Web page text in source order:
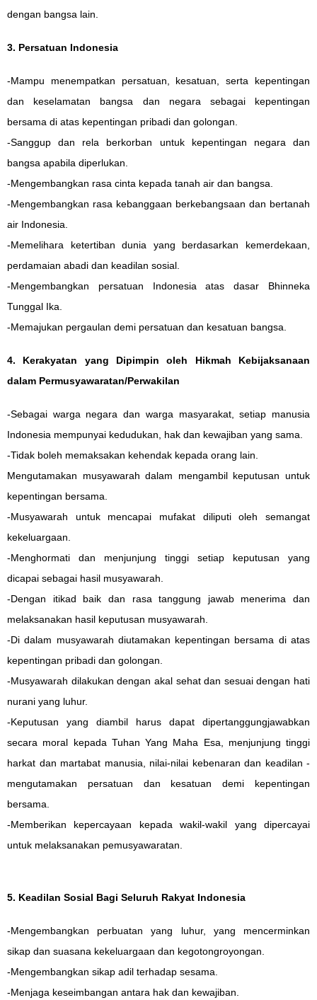
dengan bangsa lain.
3. Persatuan Indonesia
-Mampu menempatkan persatuan, kesatuan, serta kepentingan
dan keselamatan bangsa dan negara sebagai kepentingan
bersama di atas kepentingan pribadi dan golongan.
-Sanggup dan rela berkorban untuk kepentingan negara dan
bangsa apabila diperlukan.
-Mengembangkan rasa cinta kepada tanah air dan bangsa.
-Mengembangkan rasa kebanggaan berkebangsaan dan bertanah
air Indonesia.
-Memelihara ketertiban dunia yang berdasarkan kemerdekaan,
perdamaian abadi dan keadilan sosial.
-Mengembangkan persatuan Indonesia atas dasar Bhinneka
Tunggal Ika.
-Memajukan pergaulan demi persatuan dan kesatuan bangsa.
4. Kerakyatan yang Dipimpin oleh Hikmah Kebijaksanaan
dalam Permusyawaratan/Perwakilan
-Sebagai warga negara dan warga masyarakat, setiap manusia
Indonesia mempunyai kedudukan, hak dan kewajiban yang sama.
-Tidak boleh memaksakan kehendak kepada orang lain.
Mengutamakan musyawarah dalam mengambil keputusan untuk
kepentingan bersama.
-Musyawarah untuk mencapai mufakat diliputi oleh semangat
kekeluargaan.
-Menghormati dan menjunjung tinggi setiap keputusan yang
dicapai sebagai hasil musyawarah.
-Dengan itikad baik dan rasa tanggung jawab menerima dan
melaksanakan hasil keputusan musyawarah.
-Di dalam musyawarah diutamakan kepentingan bersama di atas
kepentingan pribadi dan golongan.
-Musyawarah dilakukan dengan akal sehat dan sesuai dengan hati
nurani yang luhur.
-Keputusan yang diambil harus dapat dipertanggungjawabkan
secara moral kepada Tuhan Yang Maha Esa, menjunjung tinggi
harkat dan martabat manusia, nilai-nilai kebenaran dan keadilan -
mengutamakan persatuan dan kesatuan demi kepentingan
bersama.
-Memberikan kepercayaan kepada wakil-wakil yang dipercayai
untuk melaksanakan pemusyawaratan.
5. Keadilan Sosial Bagi Seluruh Rakyat Indonesia
-Mengembangkan perbuatan yang luhur, yang mencerminkan
sikap dan suasana kekeluargaan dan kegotongroyongan.
-Mengembangkan sikap adil terhadap sesama.
-Menjaga keseimbangan antara hak dan kewajiban.